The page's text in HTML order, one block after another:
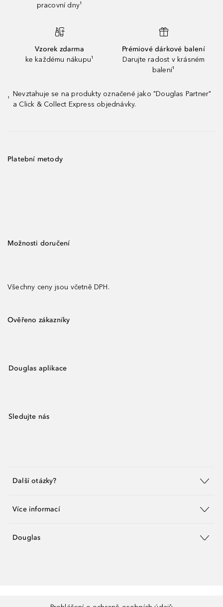
pracovní dny¹
Vzorek zdarma
ke každému nákupu¹
Prémiové dárkové balení
Darujte radost v krásném
balení¹
¹
Nevztahuje se na produkty označené jako "Douglas Partner"
a Click & Collect Express objednávky.
Platební metody
Možnosti doručení
Všechny ceny jsou včetně DPH.
Ověřeno zákazníky
Douglas aplikace
Sledujte nás
Další otázky?
Více informací
Douglas